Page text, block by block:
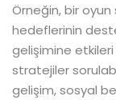
Örneğin, bir
hedeflerinin
gelişimine etkileri
stratejiler
gelişim, sosyal